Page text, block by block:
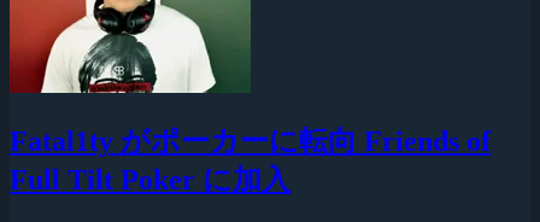
Fatal1ty がポーカーに転向 Friends of
Full Tilt Poker に加入